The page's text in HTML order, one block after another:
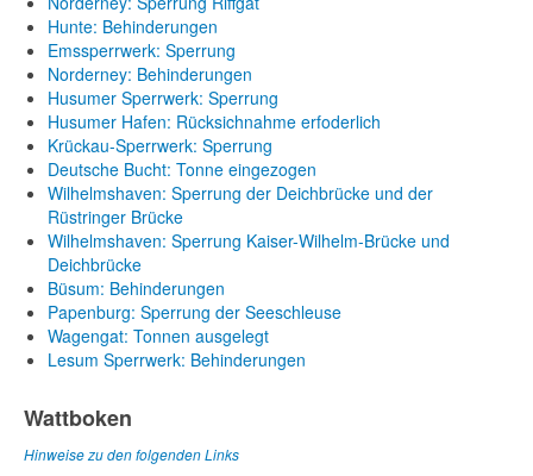
Hunte: Behinderungen
Emssperrwerk: Sperrung
Norderney: Behinderungen
Husumer Sperrwerk: Sperrung
Husumer Hafen: Rücksichnahme erfoderlich
Krückau-Sperrwerk: Sperrung
Deutsche Bucht: Tonne eingezogen
Wilhelmshaven: Sperrung der Deichbrücke und der
Rüstringer Brücke
Wilhelmshaven: Sperrung Kaiser-Wilhelm-Brücke und
Deichbrücke
Büsum: Behinderungen
Papenburg: Sperrung der Seeschleuse
Wagengat: Tonnen ausgelegt
Lesum Sperrwerk: Behinderungen
Wattboken
Hinweise zu den folgenden Links